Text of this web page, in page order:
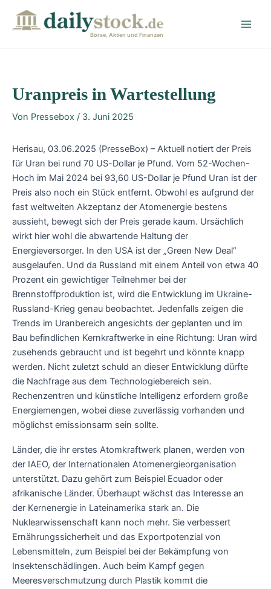
Börse, Aktien und Finanzen
Uranpreis in Wartestellung
Von Pressebox / 3. Juni 2025
Herisau, 03.06.2025 (PresseBox) – Aktuell notiert der Preis
für Uran bei rund 70 US-Dollar je Pfund. Vom 52-Wochen-
Hoch im Mai 2024 bei 93,60 US-Dollar je Pfund Uran ist der
Preis also noch ein Stück entfernt. Obwohl es aufgrund der
fast weltweiten Akzeptanz der Atomenergie bestens
aussieht, bewegt sich der Preis gerade kaum. Ursächlich
wirkt hier wohl die abwartende Haltung der
Energieversorger. In den USA ist der „Green New Deal“
ausgelaufen. Und da Russland mit einem Anteil von etwa 40
Prozent ein gewichtiger Teilnehmer bei der
Brennstoffproduktion ist, wird die Entwicklung im Ukraine-
Russland-Krieg genau beobachtet. Jedenfalls zeigen die
Trends im Uranbereich angesichts der geplanten und im
Bau befindlichen Kernkraftwerke in eine Richtung: Uran wird
zusehends gebraucht und ist begehrt und könnte knapp
werden. Nicht zuletzt schuld an dieser Entwicklung dürfte
die Nachfrage aus dem Technologiebereich sein.
Rechenzentren und künstliche Intelligenz erfordern große
Energiemengen, wobei diese zuverlässig vorhanden und
möglichst emissionsarm sein sollte.
Länder, die ihr erstes Atomkraftwerk planen, werden von
der IAEO, der Internationalen Atomenergieorganisation
unterstützt. Dazu gehört zum Beispiel Ecuador oder
afrikanische Länder. Überhaupt wächst das Interesse an
der Kernenergie in Lateinamerika stark an. Die
Nuklearwissenschaft kann noch mehr. Sie verbessert
Ernährungssicherheit und das Exportpotenzial von
Lebensmitteln, zum Beispiel bei der Bekämpfung von
Insektenschädlingen. Auch beim Kampf gegen
Meeresverschmutzung durch Plastik kommt die